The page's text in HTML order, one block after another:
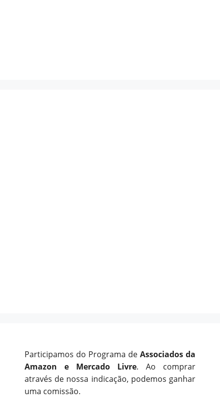
Participamos do Programa de Associados da
Amazon e Mercado Livre. Ao comprar
através de nossa indicação, podemos ganhar
uma comissão.